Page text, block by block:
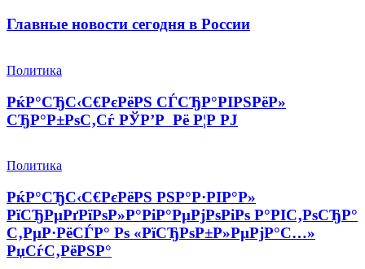
Главные новости сегодня в России
Политика
РќР°СЂС‹С€РєРёРЅ СЃСЂР°РІРЅРёР»
СЂР°Р±РѕС‚Сѓ РЎР’Р Рё Р¦Р РЈ
Политика
РќР°СЂС‹С€РєРёРЅ РЅР°Р·РІР°Р»
РїСЂРµРґРїРѕР»Р°РіР°РµРјРѕРіРѕ Р°РІС‚РѕСЂР°
С‚РµР·РёСЃР° Рѕ «РїСЂРѕР±Р»РµРјР°С…»
РџСѓС‚РёРЅР°